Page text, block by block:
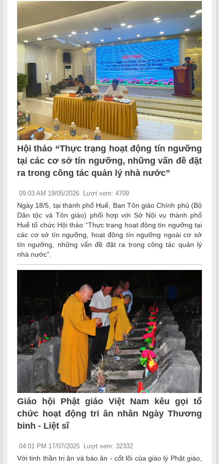
Hội thảo “Thực trạng hoạt động tín ngưỡng
tại các cơ sở tín ngưỡng, những vấn đề đặt
ra trong công tác quản lý nhà nước”
09:03 AM 19/05/2026 Lượt xem: 4709
Ngày 18/5, tại thành phố Huế, Ban Tôn giáo Chính phủ (Bộ
Dân tộc và Tôn giáo) phối hợp với Sở Nội vụ thành phố
Huế tổ chức Hội thảo “Thực trạng hoạt động tín ngưỡng tại
các cơ sở tín ngưỡng, hoạt động tín ngưỡng ngoài cơ sở
tín ngưỡng, những vấn đề đặt ra trong công tác quản lý
nhà nước”.
Giáo hội Phật giáo Việt Nam kêu gọi tổ
chức hoạt động tri ân nhân Ngày Thương
binh - Liệt sĩ
04:01 PM 17/07/2025 Lượt xem: 32332
Với tinh thần tri ân và báo ân - cốt lõi của giáo lý Phật giáo,